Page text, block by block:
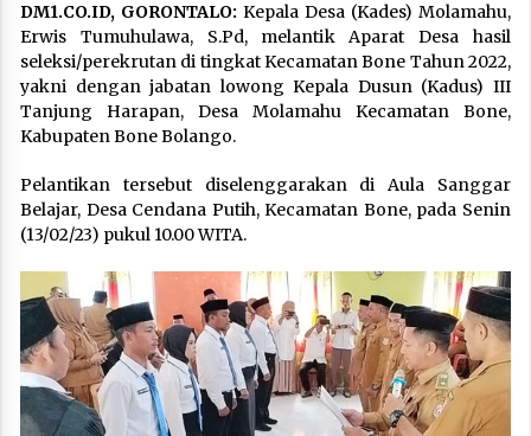
DM1.CO.ID, GORONTALO: Kepala Desa (Kades) Molamahu,
Erwis Tumuhulawa, S.Pd, melantik Aparat Desa hasil
seleksi/perekrutan di tingkat Kecamatan Bone Tahun 2022,
yakni dengan jabatan lowong Kepala Dusun (Kadus) III
Tanjung Harapan, Desa Molamahu Kecamatan Bone,
Kabupaten Bone Bolango.
Pelantikan tersebut diselenggarakan di Aula Sanggar
Belajar, Desa Cendana Putih, Kecamatan Bone, pada Senin
(13/02/23) pukul 10.00 WITA.